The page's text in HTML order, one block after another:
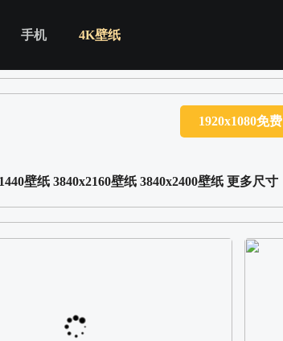
手机 4K壁纸
1920x1080免费
壁纸 3840x2160壁纸 3840x2400壁纸 更多尺寸